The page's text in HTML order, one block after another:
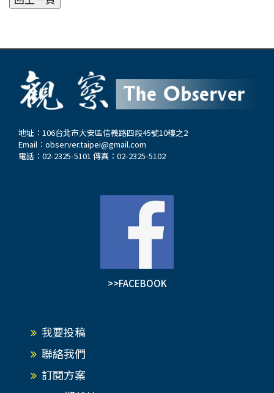
地址：106台北市大安區信義路四段45號10樓之2
Email： observer.taipei@gmail.com
電話：02-2325-5101 傳真：02-2325-5102
>>FACEBOOK
我要投稿
聯絡我們
訂閱方案